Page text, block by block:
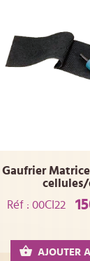
Gaufrier
cellules/
Réf : 00CI22
AJOUTER